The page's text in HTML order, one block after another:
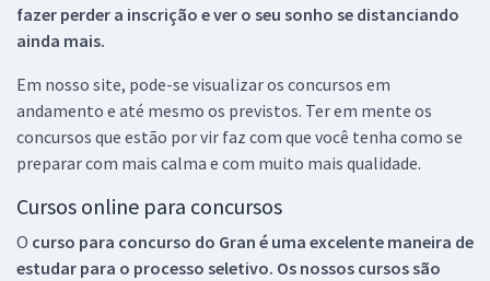
fazer perder a inscrição e ver o seu sonho se distanciando
ainda mais.
Em nosso site, pode-se visualizar os concursos em
andamento e até mesmo os previstos. Ter em mente os
concursos que estão por vir faz com que você tenha como se
preparar com mais calma e com muito mais qualidade.
Cursos online para concursos
O curso para concurso do Gran é uma excelente maneira de
estudar para o processo seletivo. Os nossos cursos são